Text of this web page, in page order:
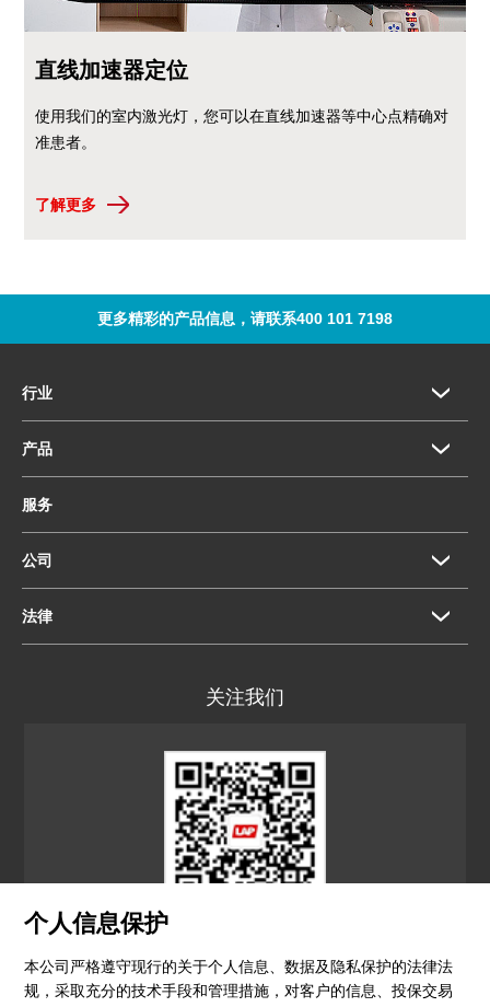
个人信息保护
本公司严格遵守现行的关于个人信息、数据及隐私保护的法律法
规，采取充分的技术手段和管理措施，对客户的信息、投保交易
直线加速器定位
使用我们的室内激光灯，您可以在直线加速器等中心点精确对
准患者。
了解更多
更多精彩的产品信息，请联系400 101 7198
行业
产品
服务
公司
法律
关注我们